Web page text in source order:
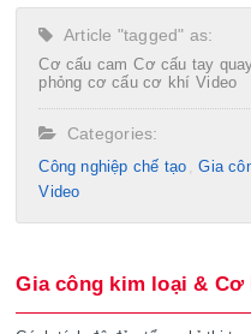
Article "tagged" as:
Cơ cấu cam Cơ cấu tay
phỏng cơ cấu cơ khí Video
Categories:
Công nghiệp chế tạo​
Gia
Video
Gia công kim loại & Cơ